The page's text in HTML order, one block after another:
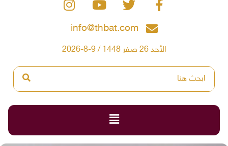
info@thbat.com
الأحد 26 صفر 1448 / 9-8-2026